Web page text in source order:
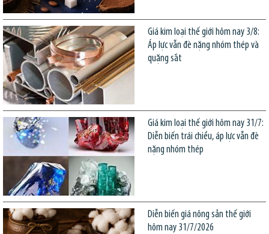
Giá kim loại thế giới hôm nay 3/8:
Áp lực vẫn đè nặng nhóm thép và
quặng sắt
Giá kim loại thế giới hôm nay 31/7:
Diễn biến trái chiều, áp lực vẫn đè
nặng nhóm thép
Diễn biến giá nông sản thế giới
hôm nay 31/7/2026